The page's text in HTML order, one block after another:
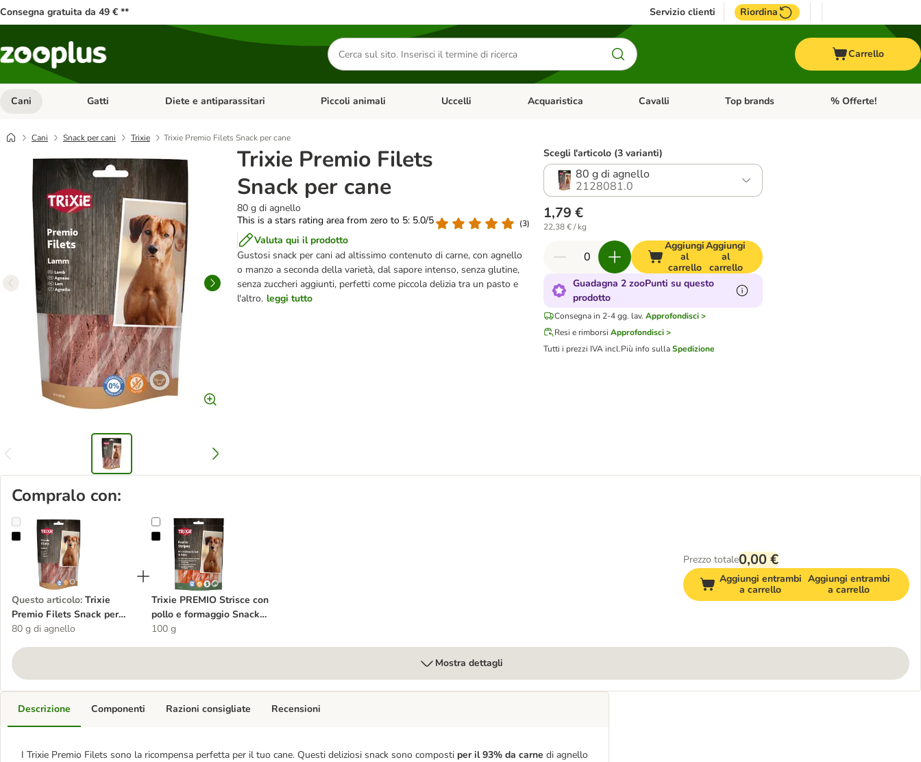
Consegna gratuita da 49 € ** Servizio clienti Riordina
Cerca
prodotti
Carrello
Cani Apri Menu Categoria: Cani
Gatti Apri Menu Categoria: Gatti
Diete e antiparassitari Apri Menu Categoria: Diete e antiparassitari
Piccoli animali Apri Menu Categoria: Piccoli animali
Uccelli Apri Menu Categoria: Uccelli
Acquaristica Apri Menu Categoria: Acquaristica
Cavalli Apri Menu Categoria: Cavalli
Top brands Apri Menu Categoria:
% Offerte!
Cani Snack per cani Trixie Trixie Premio Filets Snack per cane
Trixie Premio Filets
Snack per cane
80 g di agnello
This is a stars rating area from zero to 5: 5.0/5
(3)
Valuta qui il prodotto
Gustosi snack per cani ad altissimo contenuto di carne, con agnello
o manzo a seconda della varietà, dal sapore intenso, senza glutine,
senza zuccheri aggiunti, perfetti come piccola delizia tra un pasto e
l'altro. leggi tutto
Scegli l'articolo (3 varianti)
80 g di agnello
2128081.0
1,79 €
22,38 € / kg
Aggiungi
al
carrello
Aggiungi
al
carrello
Guadagna 2 zooPunti su questo
prodotto
Consegna in 2-4 gg. lav. Approfondisci >
Resi e rimborsi Approfondisci >
Tutti i prezzi IVA incl.Più info sullaSpedizione
Compralo con:
Trixie Premio Filets Snack per cane
Questo articolo: Trixie
Premio Filets Snack per
cane
80 g di agnello
Trixie PREMIO Strisce con pollo e formaggio Snack per cane
Trixie PREMIO Strisce con
pollo e formaggio Snack
per cane
100 g
Prezzo totale0,00 €
Aggiungi entrambi
a carrello
Aggiungi entrambi
a carrello
Mostra dettagli
Descrizione
I Trixie Premio Filets sono la ricompensa perfetta per il tuo cane. Questi deliziosi snack sono composti per il 93% da carne di agnello
Componenti Razioni consigliate Recensioni